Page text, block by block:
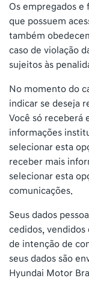
Os empregados e
que possuem
também
caso de violação
sujeitos às
No momento do
indicar se deseja
Você só receberá
informações
selecionar esta
receber mais
selecionar esta
comunicações.
Seus dados
cedidos, vendidos
de intenção de
seus dados são
Hyundai Motor